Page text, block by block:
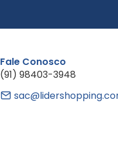
Fale Conosco
(91) 98403-3948